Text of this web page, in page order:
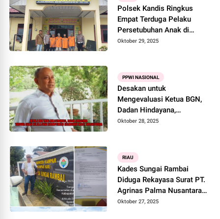
Polsek Kandis Ringkus
Empat Terduga Pelaku
Persetubuhan Anak di
Bawah Umur
Oktober 29, 2025
PPWI NASIONAL
Desakan untuk
Mengevaluasi Ketua BGN,
Dadan Hindayana,
Meningkat di Tengah
Oktober 28, 2025
RIAU
Kades Sungai Rambai
Diduga Rekayasa Surat PT.
Agrinas Palma Nusantara
ke Para Petani
Oktober 27, 2025